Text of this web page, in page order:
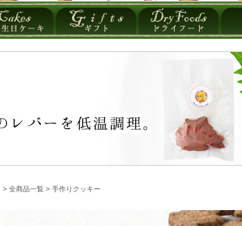
> 全商品一覧 > 手作りクッキー